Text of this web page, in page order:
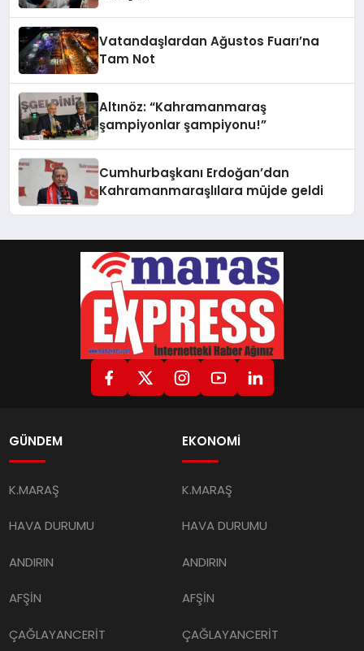
Vatandaşlardan Ağustos Fuarı’na
Tam Not
Altınöz: “Kahramanmaraş
şampiyonlar şampiyonu!”
Cumhurbaşkanı Erdoğan’dan
Kahramanmaraşlılara müjde geldi
GÜNDEM
K.MARAŞ
HAVA DURUMU
ANDIRIN
AFŞİN
ÇAĞLAYANCERİT
EKONOMİ
K.MARAŞ
HAVA DURUMU
ANDIRIN
AFŞİN
ÇAĞLAYANCERİT